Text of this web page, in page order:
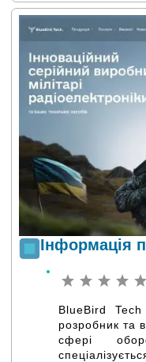
Інформація
BlueBird
розробник та
сфері